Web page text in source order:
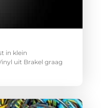
in klein
uit Brakel graag